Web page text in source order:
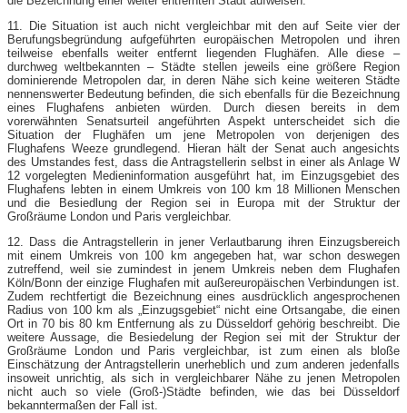
11. Die Situation ist auch nicht vergleichbar mit den auf Seite vier der
Berufungsbegründung aufgeführten europäischen Metropolen und ihren
teilweise ebenfalls weiter entfernt liegenden Flughäfen. Alle diese –
durchweg weltbekannten – Städte stellen jeweils eine größere Region
dominierende Metropolen dar, in deren Nähe sich keine weiteren Städte
nennenswerter Bedeutung befinden, die sich ebenfalls für die Bezeichnung
eines Flughafens anbieten würden. Durch diesen bereits in dem
vorerwähnten Senatsurteil angeführten Aspekt unterscheidet sich die
Situation der Flughäfen um jene Metropolen von derjenigen des
Flughafens Weeze grundlegend. Hieran hält der Senat auch angesichts
des Umstandes fest, dass die Antragstellerin selbst in einer als Anlage W
12 vorgelegten Medieninformation ausgeführt hat, im Einzugsgebiet des
Flughafens lebten in einem Umkreis von 100 km 18 Millionen Menschen
und die Besiedlung der Region sei in Europa mit der Struktur der
Großräume London und Paris vergleichbar.
12. Dass die Antragstellerin in jener Verlautbarung ihren Einzugsbereich
mit einem Umkreis von 100 km angegeben hat, war schon deswegen
zutreffend, weil sie zumindest in jenem Umkreis neben dem Flughafen
Köln/Bonn der einzige Flughafen mit außereuropäischen Verbindungen ist.
Zudem rechtfertigt die Bezeichnung eines ausdrücklich angesprochenen
Radius von 100 km als „Einzugsgebiet“ nicht eine Ortsangabe, die einen
Ort in 70 bis 80 km Entfernung als zu Düsseldorf gehörig beschreibt. Die
weitere Aussage, die Besiedelung der Region sei mit der Struktur der
Großräume London und Paris vergleichbar, ist zum einen als bloße
Einschätzung der Antragstellerin unerheblich und zum anderen jedenfalls
insoweit unrichtig, als sich in vergleichbarer Nähe zu jenen Metropolen
nicht auch so viele (Groß-)Städte befinden, wie das bei Düsseldorf
bekanntermaßen der Fall ist.